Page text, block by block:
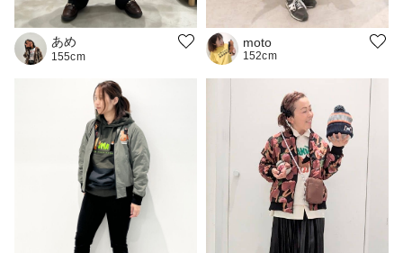
あめ
155cm
moto
152cm